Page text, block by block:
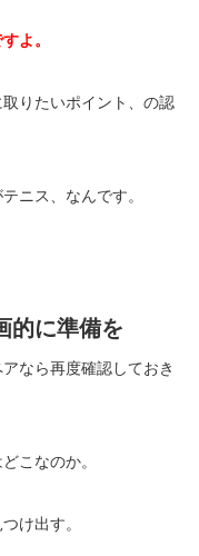
よ。
りたいポイント、の認
ニス、なんです。
的に準備を
なら再度確認しておき
こなのか。
け出す。